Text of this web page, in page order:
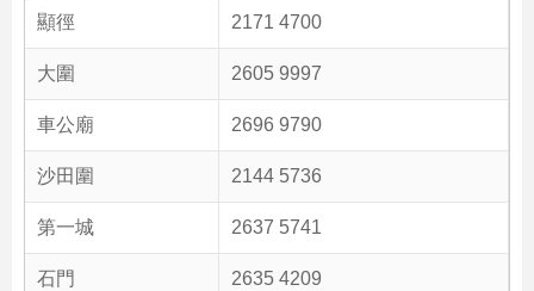
顯徑 2171 4700
大圍 2605 9997
車公廟 2696 9790
沙田圍 2144 5736
第一城 2637 5741
石門 2635 4209